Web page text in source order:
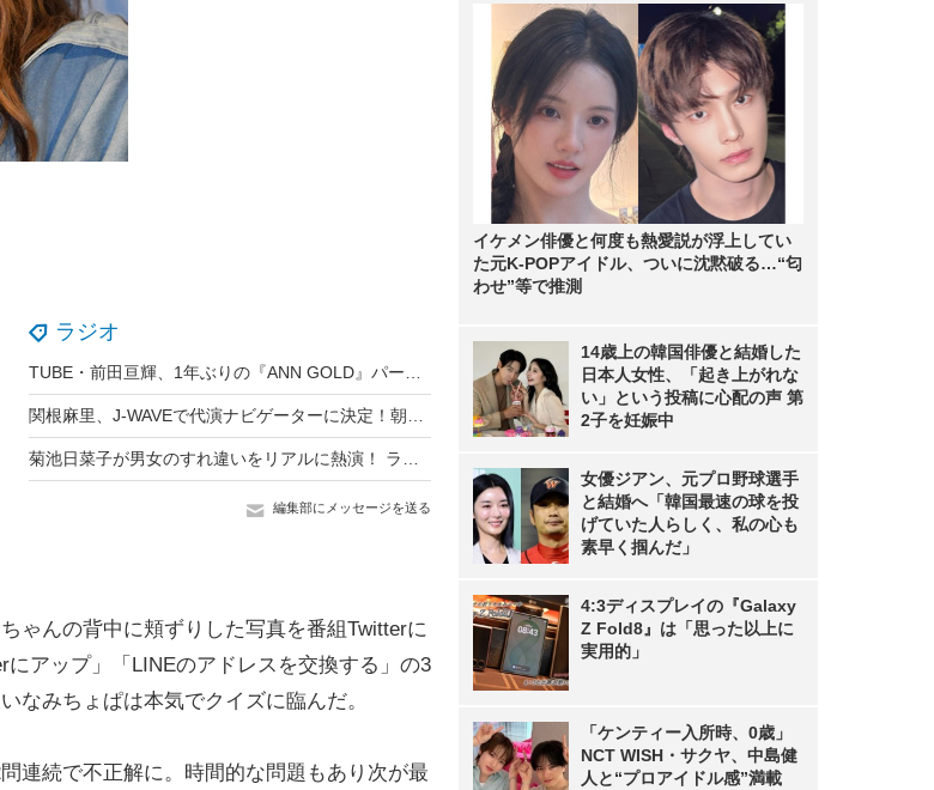
ラジオ
編集部にメッセージを送る
ゃんの背中に頬ずりした写真を番組Twitterに
アップ」「LINEのアドレスを交換する」の3
なみちょぱは本気でクイズに臨んだ。
連続で不正解に。時間的な問題もあり次が最
イケメン俳優と何度も熱愛説が浮上してい
た元K-POPアイドル、ついに沈黙破る…“匂
わせ”等で推測
14歳上の韓国俳優と結婚した
日本人女性、「起き上がれな
い」という投稿に心配の声 第
2子を妊娠中
女優ジアン、元プロ野球選手
と結婚へ「韓国最速の球を投
げていた人らしく、私の心も
素早く掴んだ」
4:3ディスプレイの『Galaxy
Z Fold8』は「思った以上に
実用的」
「ケンティー入所時、0歳」
NCT WISH・サクヤ、中島健
人と“プロアイドル感”満載